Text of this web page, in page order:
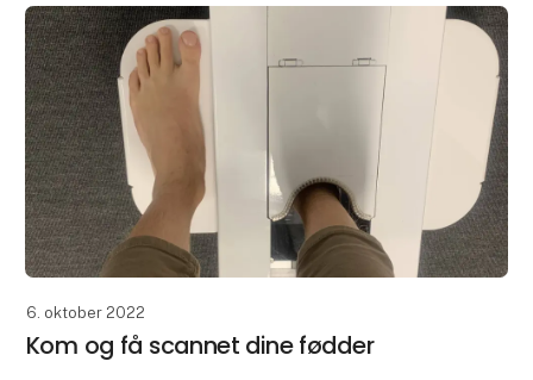
6. oktober 2022
Kom og få scannet dine fødder